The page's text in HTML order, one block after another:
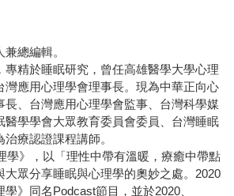
總編輯。
專精於睡眠研究，曾任高雄醫學大學心理
灣應用心理學會理事長。現為中華正向心
長、台灣應用心理學會監事、台灣科學媒
醫學學會大眾教育委員會委員、台灣睡眠
療認證課程講師。
學》，以「理性中帶有溫暖，療癒中帶點
大眾分享睡眠與心理學的奧妙之處。2020
》同名Podcast節目，並於2020、